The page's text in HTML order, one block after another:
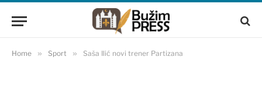
Home » Sport » Saša Ilić novi trener Partizana